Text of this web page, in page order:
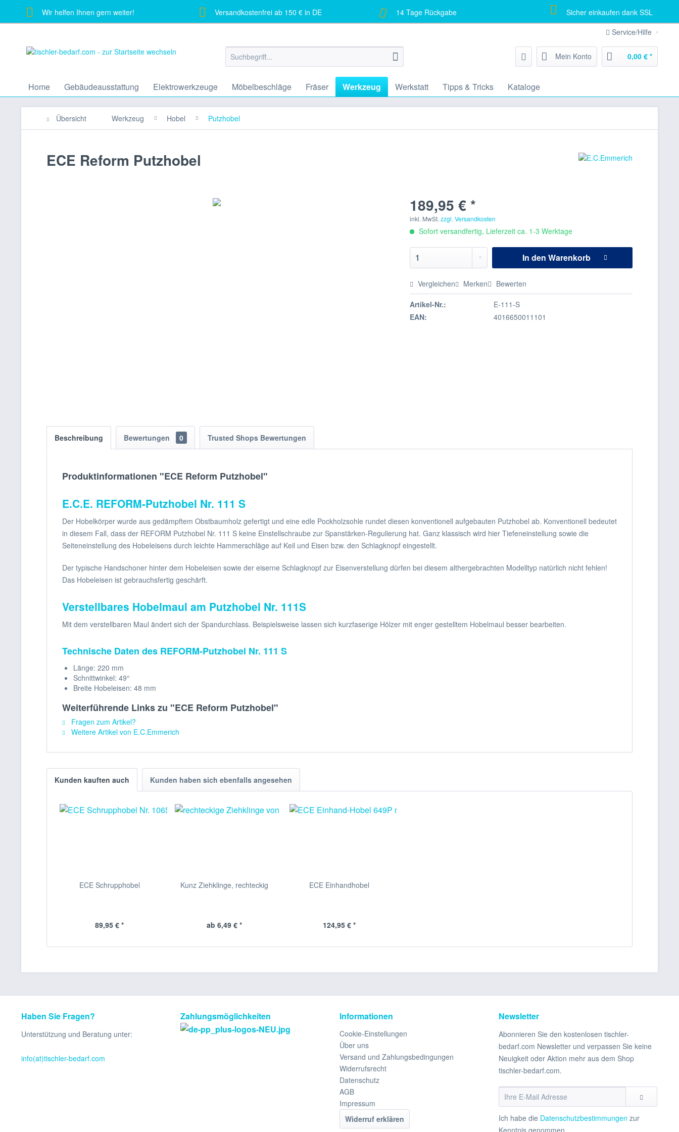
Wir helfen Ihnen gern weiter! Versandkostenfrei ab 150 € in DE 14 Tage Rückgabe
Sicher einkaufen dank SSL
Service/Hilfe
Mein Konto 0,00 € *
Home Gebäudeausstattung Elektrowerkzeuge Möbelbeschläge Fräser Werkzeug Werkstatt Tipps & Tricks Kataloge
Übersicht Werkzeug Hobel Putzhobel
ECE Reform Putzhobel
189,95 € *
inkl. MwSt.zzgl. Versandkosten
Sofort versandfertig, Lieferzeit ca. 1-3 Werktage
In den Warenkorb
Vergleichen Merken Bewerten
Artikel-Nr.:
E-111-S
EAN:
4016650011101
Beschreibung Bewertungen 0 Trusted Shops Bewertungen
Produktinformationen "ECE Reform Putzhobel"
E.C.E. REFORM-Putzhobel Nr. 111 S
Der Hobelkörper wurde aus gedämpftem Obstbaumholz gefertigt und eine edle Pockholzsohle rundet diesen konventionell aufgebauten Putzhobel ab. Konventionell bedeutet
in diesem Fall, dass der REFORM Putzhobel Nr. 111 S keine Einstellschraube zur Spanstärken-Regulierung hat. Ganz klassisch wird hier Tiefeneinstellung sowie die
Seiteneinstellung des Hobeleisens durch leichte Hammerschläge auf Keil und Eisen bzw. den Schlagknopf eingestellt.
Der typische Handschoner hinter dem Hobeleisen sowie der eiserne Schlagknopf zur Eisenverstellung dürfen bei diesem althergebrachten Modelltyp natürlich nicht fehlen!
Das Hobeleisen ist gebrauchsfertig geschärft.
Verstellbares Hobelmaul am Putzhobel Nr. 111S
Mit dem verstellbaren Maul ändert sich der Spandurchlass. Beispielsweise lassen sich kurzfaserige Hölzer mit enger gestelltem Hobelmaul besser bearbeiten.
Technische Daten des REFORM-Putzhobel Nr. 111 S
Länge: 220 mm
Schnittwinkel: 49°
Breite Hobeleisen: 48 mm
Weiterführende Links zu "ECE Reform Putzhobel"
Fragen zum Artikel?
Weitere Artikel von E.C.Emmerich
Kunden kauften auch Kunden haben sich ebenfalls angesehen
ECE Schrupphobel
89,95 € *
Kunz Ziehklinge, rechteckig
ab 6,49 € *
ECE Einhandhobel
124,95 € *
Haben Sie Fragen?
Unterstützung und Beratung unter:
info(at)tischler-bedarf.com
Zahlungsmöglichkeiten Informationen
Cookie-Einstellungen
Über uns
Versand und Zahlungsbedingungen
Widerrufsrecht
Datenschutz
AGB
Impressum
Widerruf erklären
Newsletter
Abonnieren Sie den kostenlosen tischler-
bedarf.com Newsletter und verpassen Sie keine
Neuigkeit oder Aktion mehr aus dem Shop
tischler-bedarf.com.
Ich habe die Datenschutzbestimmungen zur
Kenntnis genommen.